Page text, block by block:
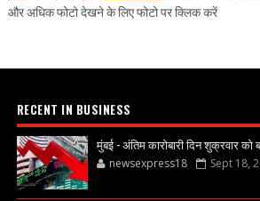
और अधिक फोटो देखने के लिए फोटो पर क्लिक करें
RECENT IN BUSINESS
मुंबई - अंतिम कारोबारी दिन शुक्रवार को
newsexpress18 Sept 18,